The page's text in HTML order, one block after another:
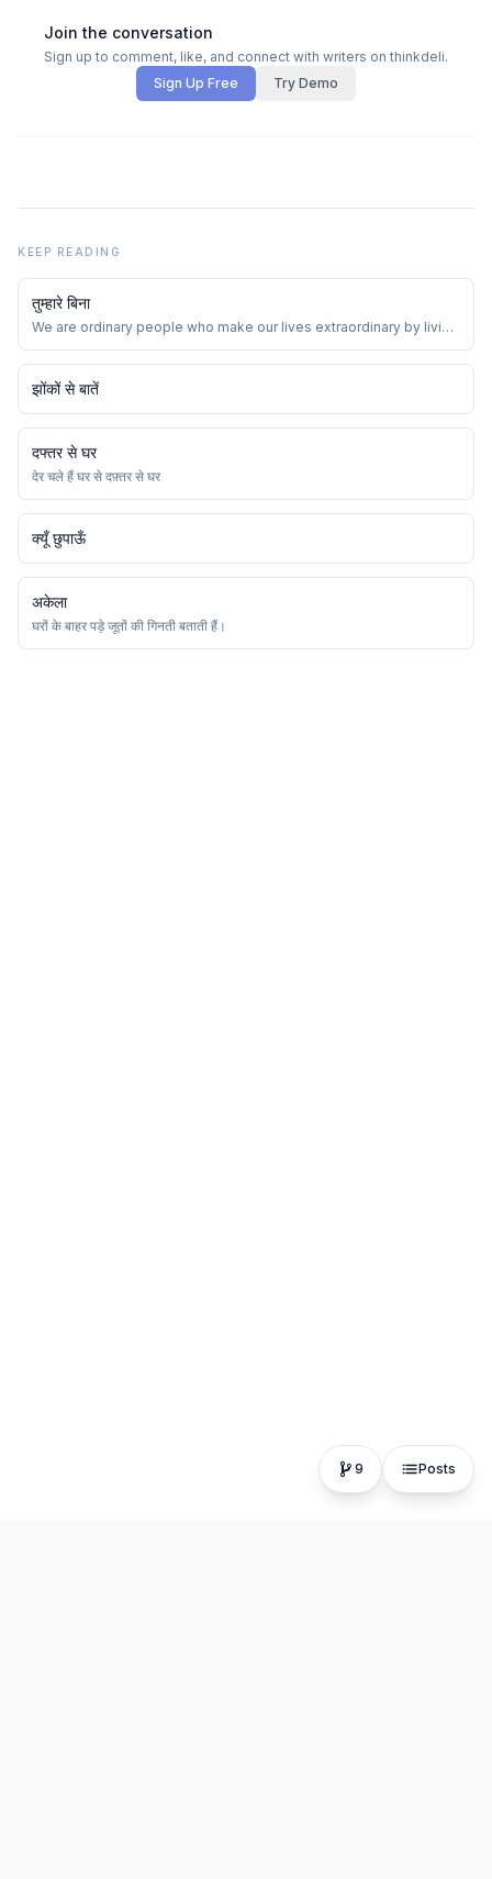
Join the conversation
Sign up to comment, like, and connect with writers on thinkdeli.
Sign Up Free
Try Demo
KEEP READING
तुम्हारे बिना
We are ordinary people who make our lives extraordinary by living
झोंकों से बातें
दफ्तर से घर
देर चले हैं घर से दफ़्तर से घर
क्यूँ छुपाऊँ
अकेला
घरों के बाहर पड़े जूतों की गिनती बताती हैं।
9 Posts